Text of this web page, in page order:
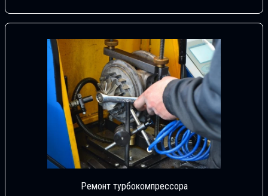
Ремонт турбокомпрессора